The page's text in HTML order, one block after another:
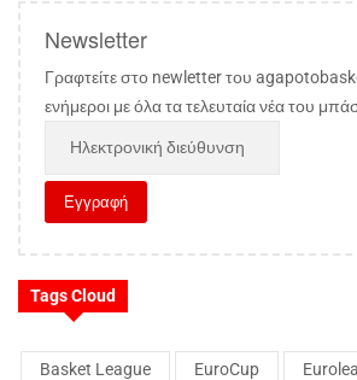
Newsletter
Γραφτείτε στο newletter του
ενήμεροι με όλα τα τελευταία νέα του
Tags Cloud
Basket League EuroCup